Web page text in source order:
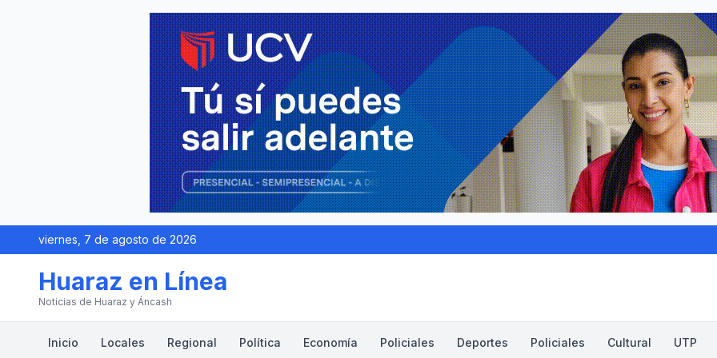
viernes, 7 de agosto de 2026
Huaraz en Línea
Noticias de Huaraz y Áncash
Inicio Locales Regional Política Economía Policiales Deportes Policiales Cultural UTP